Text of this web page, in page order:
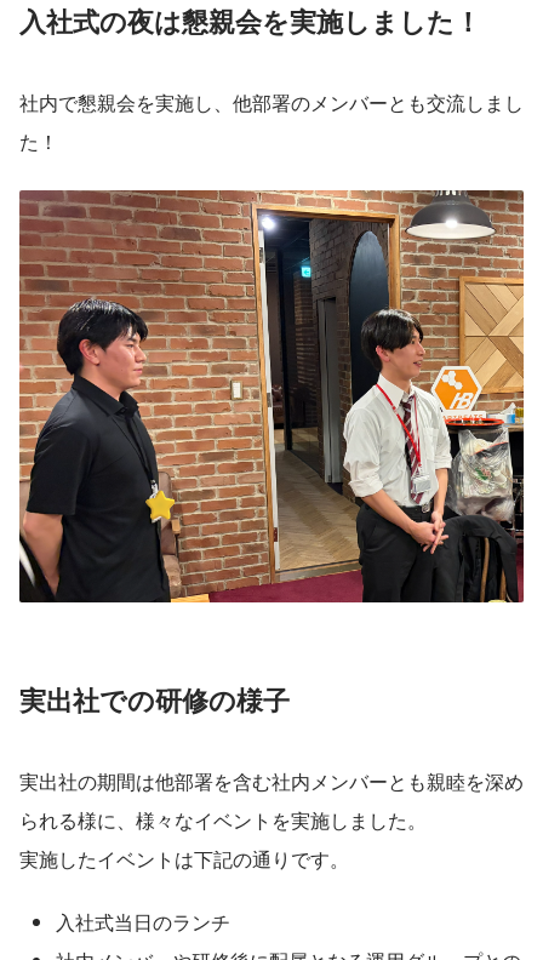
入社式の夜は懇親会を実施しました！
社内で懇親会を実施し、他部署のメンバーとも交流しまし
た！
実出社での研修の様子
実出社の期間は他部署を含む社内メンバーとも親睦を深め
られる様に、様々なイベントを実施しました。
実施したイベントは下記の通りです。
入社式当日のランチ